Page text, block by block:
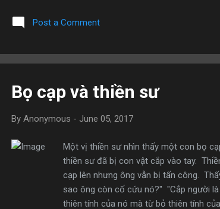
thơm là một người nhân hậu. Anh sẵn
một cụ già trong làng...
Post a Comment
Bọ cạp và thiền sư
By Anonymous - June 05, 2017
Một vị thiền sư nhìn thấy một con bọ
thiền sư đã bị con vật cắp vào tay.
cạp lên nhưng ông vẫn bị tấn công.
sao ông còn cố cứu nó?" "Cắp người
thiên tính của nó mà từ bỏ thiên tính